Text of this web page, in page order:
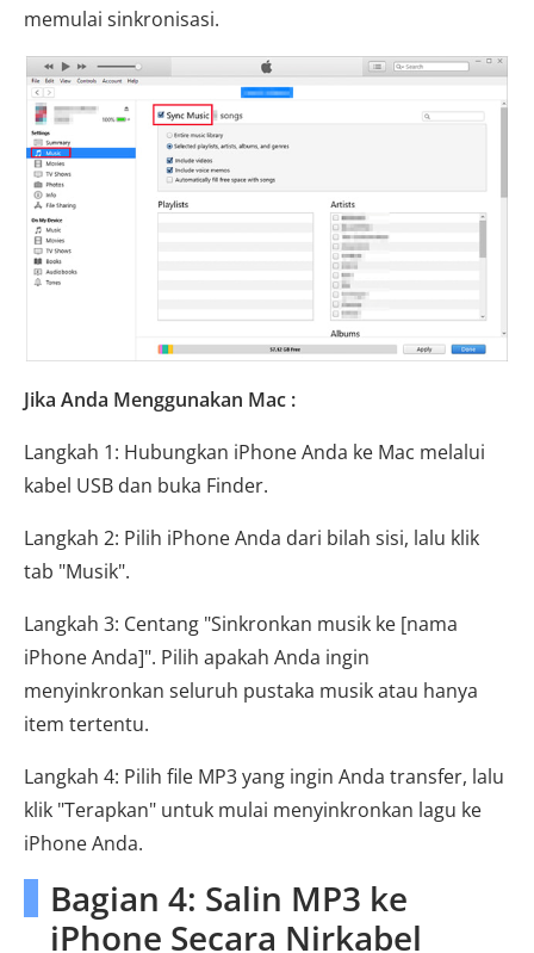
memulai sinkronisasi.
Jika Anda Menggunakan Mac :
Langkah 1: Hubungkan iPhone Anda ke Mac melalui
kabel USB dan buka Finder.
Langkah 2: Pilih iPhone Anda dari bilah sisi, lalu klik
tab "Musik".
Langkah 3: Centang "Sinkronkan musik ke [nama
iPhone Anda]". Pilih apakah Anda ingin
menyinkronkan seluruh pustaka musik atau hanya
item tertentu.
Langkah 4: Pilih file MP3 yang ingin Anda transfer, lalu
klik "Terapkan" untuk mulai menyinkronkan lagu ke
iPhone Anda.
Bagian 4: Salin MP3 ke
iPhone Secara Nirkabel